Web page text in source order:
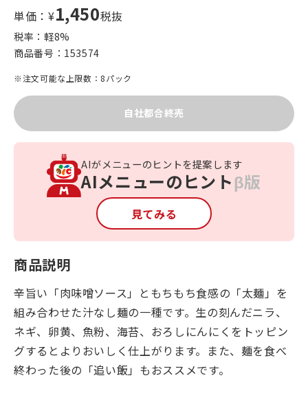
単価：¥1,450税抜
税率：軽8%
商品番号： 153574
※注文可能な上限数：8パック
自社都合終売
AIがメニューのヒントを提案します
AIメニューのヒントβ版
見てみる
商品説明
辛旨い「肉味噌ソース」ともちもち食感の「太麺」を
組み合わせた汁なし麺の一種です。生の刻んだニラ、
ネギ、卵黄、魚粉、海苔、おろしにんにくをトッピン
グするとよりおいしく仕上がります。また、麺を食べ
終わった後の「追い飯」もおススメです。